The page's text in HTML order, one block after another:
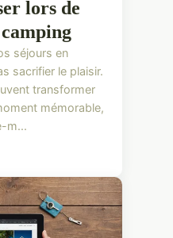
lors de
séjours en
sacrifier le plaisir.
transformer
mémorable,
m...